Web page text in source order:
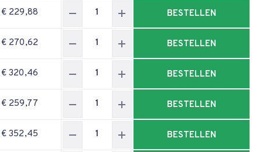
€ 229,88 BESTELLEN
€ 270,62 BESTELLEN
€ 320,46 BESTELLEN
€ 259,77 BESTELLEN
€ 352,45 BESTELLEN